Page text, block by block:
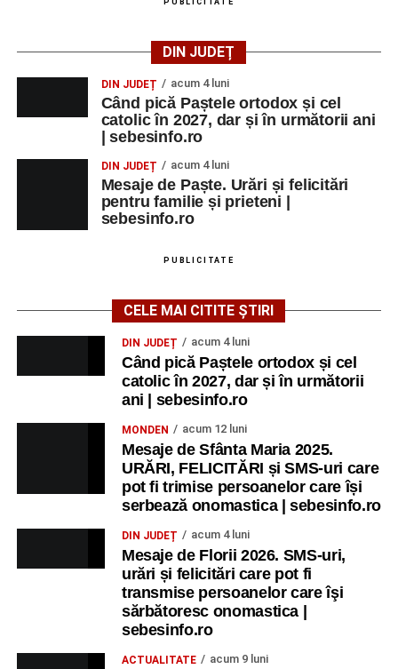
DIN JUDEȚ
DIN JUDEȚ acum 4 luni
Când pică Paștele ortodox și cel
catolic în 2027, dar și în următorii ani
| sebesinfo.ro
DIN JUDEȚ acum 4 luni
Mesaje de Paște. Urări și felicitări
pentru familie și prieteni |
sebesinfo.ro
PUBLICITATE
CELE MAI CITITE ȘTIRI
DIN JUDEȚ acum 4 luni
Când pică Paștele ortodox și cel
catolic în 2027, dar și în următorii
ani | sebesinfo.ro
MONDEN acum 12 luni
Mesaje de Sfânta Maria 2025.
URĂRI, FELICITĂRI și SMS-uri care
pot fi trimise persoanelor care își
serbează onomastica | sebesinfo.ro
DIN JUDEȚ acum 4 luni
Mesaje de Florii 2026. SMS-uri,
urări și felicitări care pot fi
transmise persoanelor care îşi
sărbătoresc onomastica |
sebesinfo.ro
ACTUALITATE acum 9 luni